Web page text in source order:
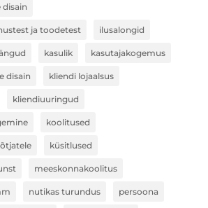
disain
ja toodetest ilusalongid
kasulik kasutajakogemus
disain kliendi lojaalsus
kliendiuuringud
koolitused
küsitlused
meeskonnakoolitus
nutikas turundus persoona